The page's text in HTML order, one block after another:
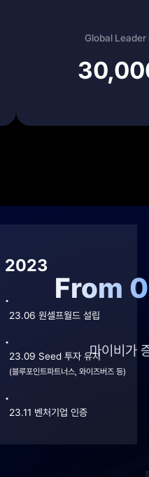
Global Leader
From
마이비가
2023
23.06 원셀프월드 설립
(블루포인트파트너스, 와이즈버즈 등)
23.11 벤처기업 인증